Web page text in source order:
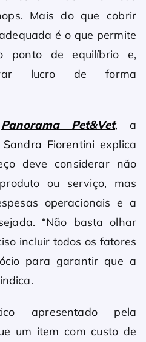
Mais do que cobrir
é o que permite
ponto de equilíbrio e,
lucro de forma
Panorama Pet&Vet, a
Sandra Fiorentini explica
deve considerar não
ou serviço, mas
operacionais e a
“Não basta olhar
incluir todos os fatores
para garantir que a
apresentado pela
um item com custo de